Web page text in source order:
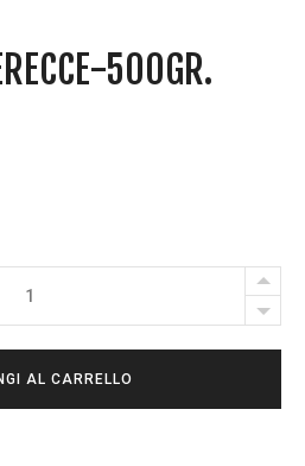
500GR.
AL CARRELLO